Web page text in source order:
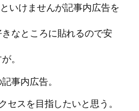
いけませんが記事内広告を
なところに貼れるので安
。
事内広告。
セスを目指したいと思う。